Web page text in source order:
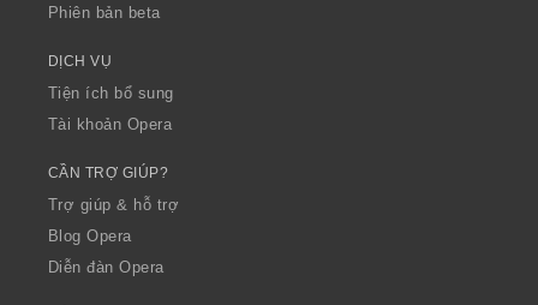
Phiên bản beta
DỊCH VỤ
Tiện ích bổ sung
Tài khoản Opera
CẦN TRỢ GIÚP?
Trợ giúp & hỗ trợ
Blog Opera
Diễn đàn Opera